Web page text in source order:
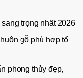
trọng nhất 2026
gỗ phù hợp tổ
phong thủy đẹp,